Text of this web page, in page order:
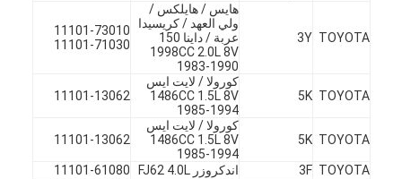
TOYOTA
3Y
هايس / هايلكس /
ولي العهد / كريسيدا
عربة / داينا 150
1998CC 2.0L 8V
1983-1990
11101-73010
11101-71030
TOYOTA
5K
كورولا / لايت ايس
1486CC 1.5L 8V
1985-1994
11101-13062
TOYOTA
5K
كورولا / لايت ايس
1486CC 1.5L 8V
1985-1994
11101-13062
TOYOTA
3F اندكروزر FJ62 4.0L 11101-61080